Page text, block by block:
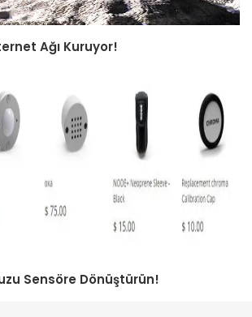
Ağı Kuruyor!
Sensöre Dönüştürün!